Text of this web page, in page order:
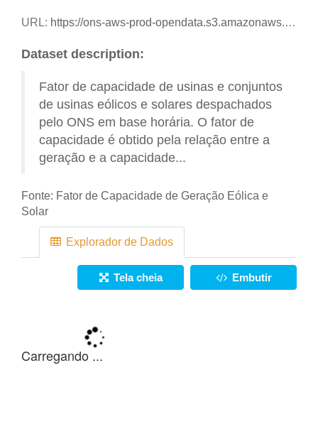
URL: https://ons-aws-prod-opendata.s3.amazonaws.com/dataset/fator_capacidade_2_di/FATOR_CAPACIDADE_2020.xlsx
Dataset description:
Fator de capacidade de usinas e conjuntos
de usinas eólicos e solares despachados
pelo ONS em base horária. O fator de
capacidade é obtido pela relação entre a
geração e a capacidade...
Fonte: Fator de Capacidade de Geração Eólica e
Solar
Explorador de Dados
Tela cheia Embutir